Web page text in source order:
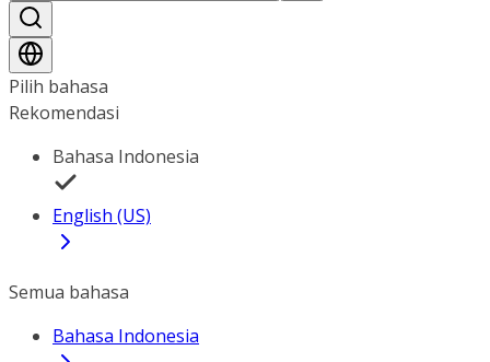
Pilih bahasa
Rekomendasi
Bahasa Indonesia
English (US)
Semua bahasa
Bahasa Indonesia